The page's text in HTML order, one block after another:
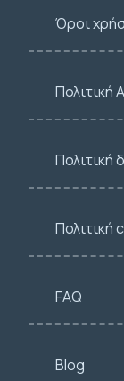
Όροι
Πολιτική
Πολιτική
Πολιτική
FAQ
Blog